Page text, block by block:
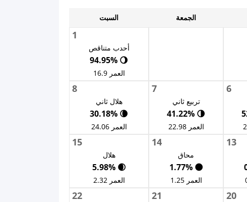
الجمعة السبت
1
أحدب متناقص
🌖 94.95%
العمر 16.9
6
7
تربيع ثاني
🌗 41.22%
العمر 22.98
8
هلال ثاني
🌘 30.18%
العمر 24.06
13
14
محاق
🌑 1.77%
العمر 1.25
15
هلال
🌒 5.98%
العمر 2.32
20
21
22